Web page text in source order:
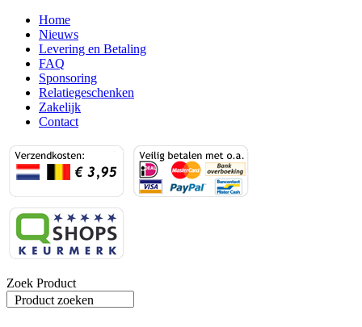
Home
Nieuws
Levering en Betaling
FAQ
Sponsoring
Relatiegeschenken
Zakelijk
Contact
Zoek Product
Product zoeken